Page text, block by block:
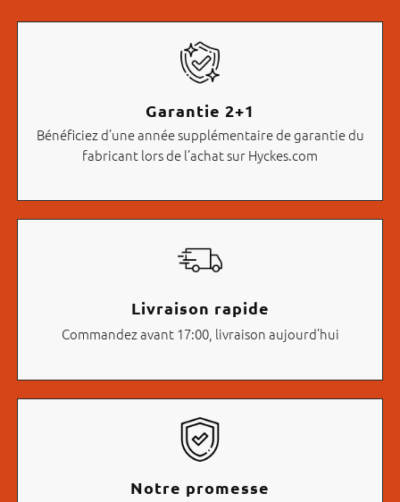
Garantie 2+1
Bénéficiez d’une année supplémentaire de garantie du
fabricant lors de l’achat sur Hyckes.com
Livraison rapide
Commandez avant 17:00, livraison aujourd’hui
Notre promesse